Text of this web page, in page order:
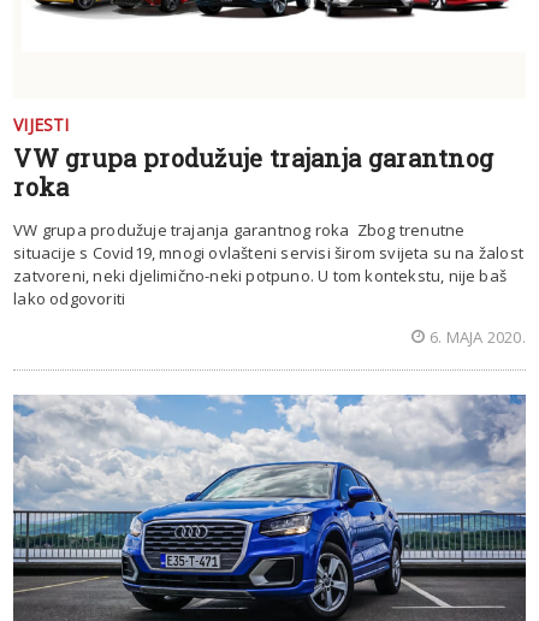
VIJESTI
VW grupa produžuje trajanja garantnog
roka
VW grupa produžuje trajanja garantnog roka Zbog trenutne
situacije s Covid19, mnogi ovlašteni servisi širom svijeta su na žalost
zatvoreni, neki djelimično-neki potpuno. U tom kontekstu, nije baš
lako odgovoriti
6. MAJA 2020.